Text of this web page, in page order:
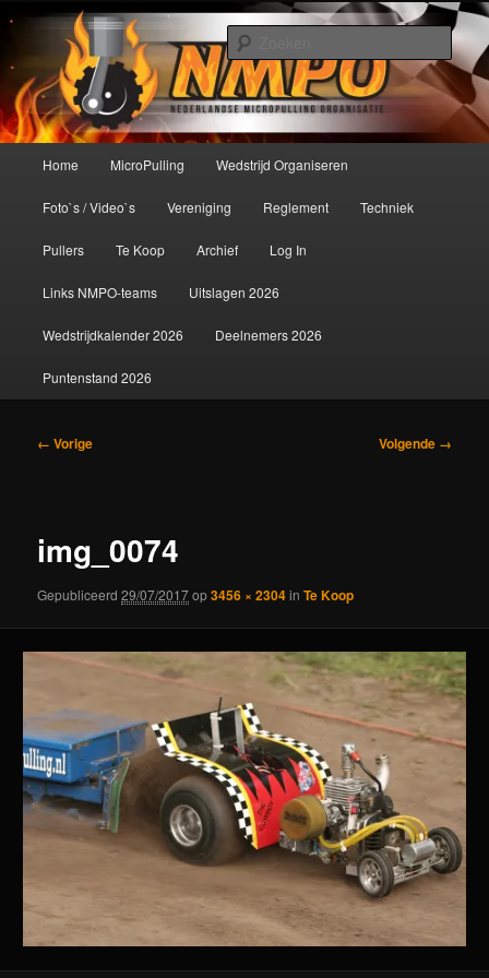
primaire
inhoudNederlandse MicroPulling
Organisatie
De meest krachtige modelbouwsport ter wereld!
Home MicroPulling Wedstrijd Organiseren
Foto`s / Video`s Vereniging Reglement Techniek
Pullers Te Koop Archief Log In
Links NMPO-teams Uitslagen 2026
Wedstrijdkalender 2026 Deelnemers 2026
Puntenstand 2026
Afbeeldingsnavigatie
← Vorige Volgende →
img_0074
Gepubliceerd29/07/2017op3456 × 2304inTe Koop